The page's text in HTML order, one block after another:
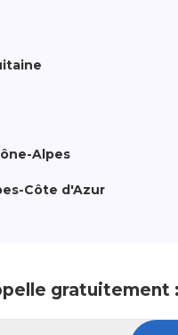
Alpes
Côte d'Azur
gratuitement